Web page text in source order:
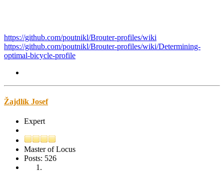
https://github.com/poutnikl/Brouter-profiles/wiki
https://github.com/poutnikl/Brouter-profiles/wiki/Determining-
optimal-bicycle-profile
Žajdlík Josef
Expert
Master of Locus
Posts: 526